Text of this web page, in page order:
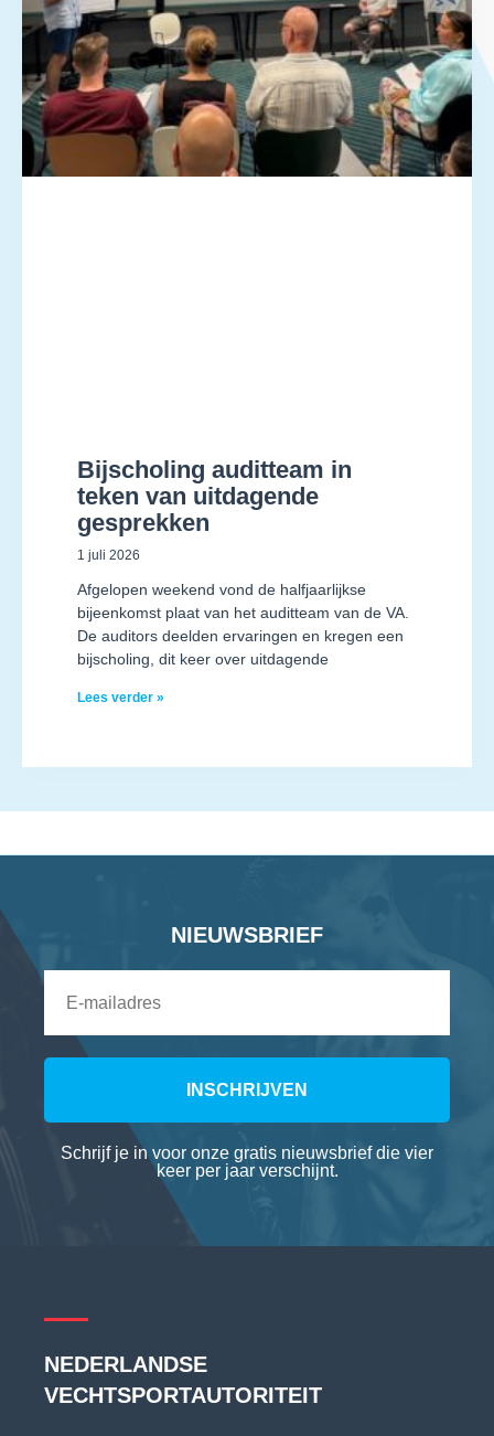
Bijscholing auditteam in
teken van uitdagende
gesprekken
1 juli 2026
Afgelopen weekend vond de halfjaarlijkse
bijeenkomst plaat van het auditteam van de VA.
De auditors deelden ervaringen en kregen een
bijscholing, dit keer over uitdagende
Lees verder »
NIEUWSBRIEF
INSCHRIJVEN
Schrijf je in voor onze gratis nieuwsbrief die vier
keer per jaar verschijnt.
NEDERLANDSE
VECHTSPORTAUTORITEIT